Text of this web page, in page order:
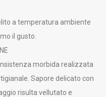
a temperatura ambiente
il gusto.
morbida realizzata
Sapore delicato con
risulta vellutato e